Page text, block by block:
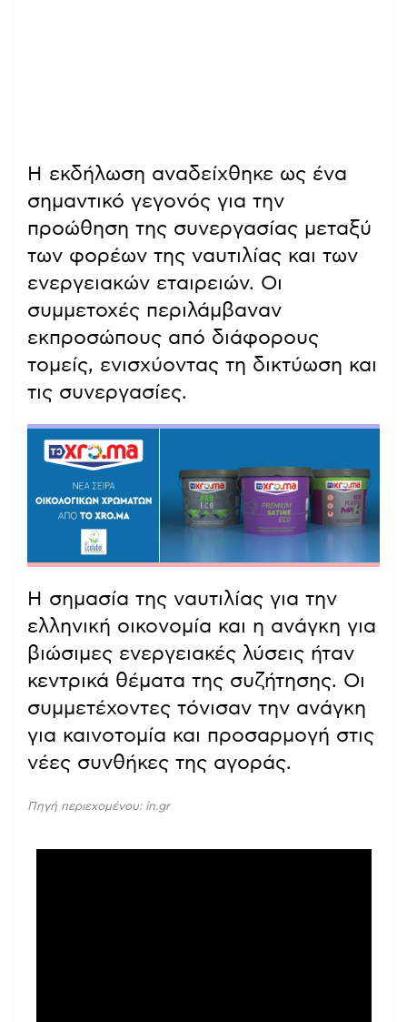
Η εκδήλωση αναδείχθηκε ως ένα
σημαντικό γεγονός για την
προώθηση της συνεργασίας μεταξύ
των φορέων της ναυτιλίας και των
ενεργειακών εταιρειών. Οι
συμμετοχές περιλάμβαναν
εκπροσώπους από διάφορους
τομείς, ενισχύοντας τη δικτύωση και
τις συνεργασίες.
Η σημασία της ναυτιλίας για την
ελληνική οικονομία και η ανάγκη για
βιώσιμες ενεργειακές λύσεις ήταν
κεντρικά θέματα της συζήτησης. Οι
συμμετέχοντες τόνισαν την ανάγκη
για καινοτομία και προσαρμογή στις
νέες συνθήκες της αγοράς.
Πηγή περιεχομένου: in.gr